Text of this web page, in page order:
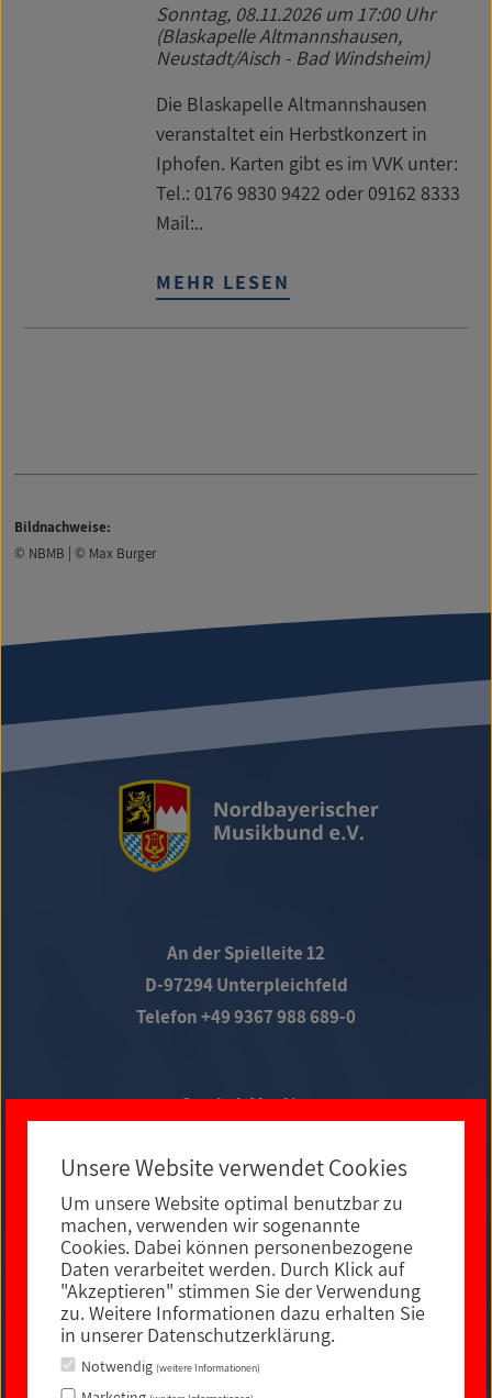
Sonntag, 08.11.2026um 17:00 Uhr
(Blaskapelle Altmannshausen,
Neustadt/Aisch - Bad Windsheim)
Die Blaskapelle Altmannshausen
veranstaltet ein Herbstkonzert in
Iphofen. Karten gibt es im VVK unter:
Tel.: 0176 9830 9422 oder 09162 8333
Mail:..
MEHR LESEN
Bildnachweise:
© NBMB | © Max Burger
An der Spielleite 12
D-97294 Unterpleichfeld
Telefon +49 9367 988 689-0
Social Media
E-MAIL KONTAKT
Unsere Website verwendet Cookies
Um unsere Website optimal benutzbar zu
machen, verwenden wir sogenannte
Cookies. Dabei können personenbezogene
Daten verarbeitet werden. Durch Klick auf
"Akzeptieren" stimmen Sie der Verwendung
zu. Weitere Informationen dazu erhalten Sie
in unserer Datenschutzerklärung.
Notwendig (weitere Informationen)